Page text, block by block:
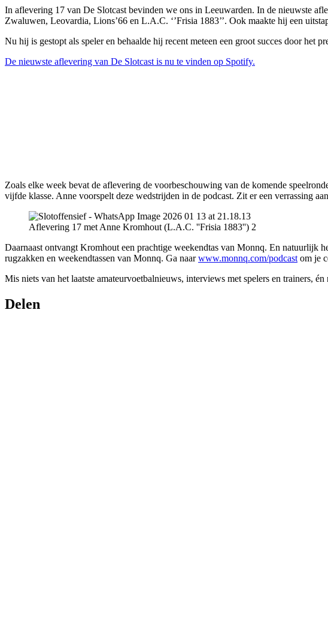
In aflevering 17 van De Slotcast bevinden we ons in Leeuwarden. In de nieuwste
Zwaluwen, Leovardia, Lions’66 en L.A.C. ‘’Frisia 1883’’. Ook maakte hij een
Nu hij is gestopt als speler en behaalde hij recent meteen een groot succes door het
De nieuwste aflevering van De Slotcast is nu te vinden op Spotify.
Zoals elke week bevat de aflevering de voorbeschouwing van de komende
vijfde klasse. Anne voorspelt deze wedstrijden in de podcast. Zit er een verrassing
Aflevering 17 met Anne Kromhout (L.A.C. ''Frisia 1883'') 2
Daarnaast ontvangt Kromhout een prachtige weekendtas van Monnq. En natuurlijk
rugzakken en weekendtassen van Monnq. Ga naarwww.monnq.com/podcast om je
Mis niets van het laatste amateurvoetbalnieuws, interviews met spelers en trainers,
Delen